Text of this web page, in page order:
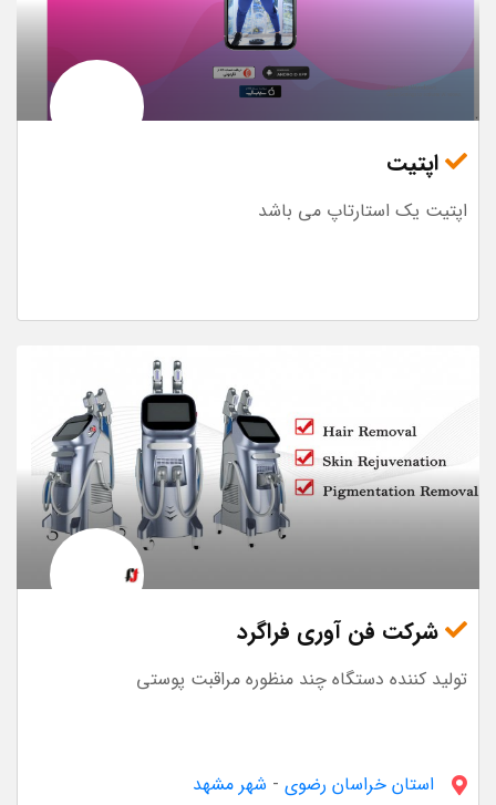
اپتیت
اپتیت یک استارتاپ می باشد
شرکت فن آوری فراگرد
تولید کننده دستگاه چند منظوره مراقبت پوستی
استان خراسان رضوى - شهر مشهد